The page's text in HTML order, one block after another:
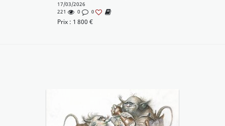
17/03/2026
221
0 0
Prix : 1 800 €